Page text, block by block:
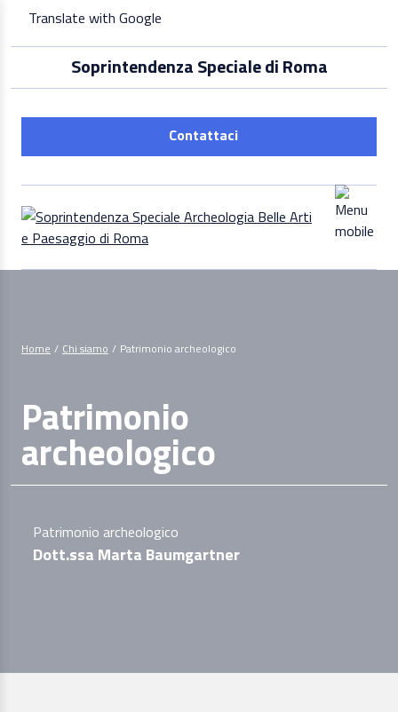
content
Translate with Google
Soprintendenza Speciale di Roma
Contattaci
Home / Chi siamo / Patrimonio archeologico
Patrimonio
archeologico
Patrimonio archeologico
Dott.ssa Marta Baumgartner